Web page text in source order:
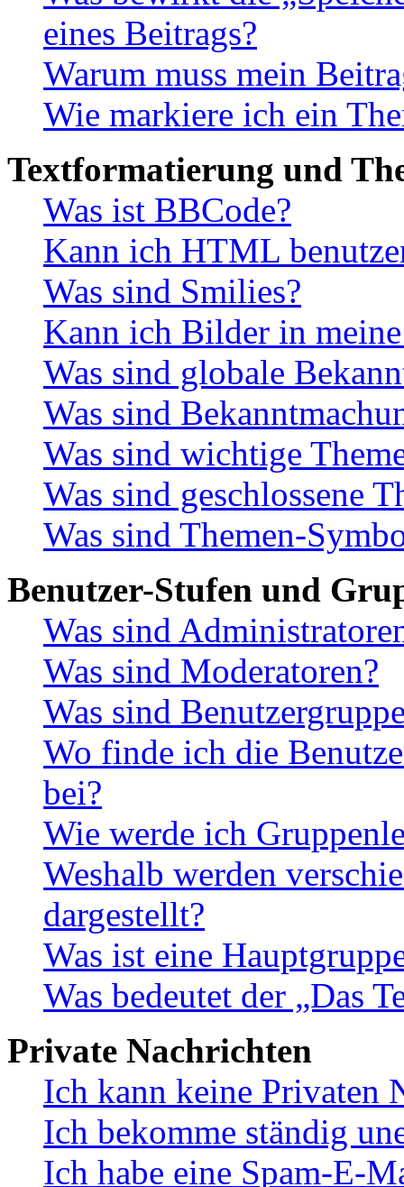
eines Beitrags?
Warum muss mein
Wie markiere ich ein
Textformatierung und
Was ist BBCode?
Kann ich HTML
Was sind Smilies?
Kann ich Bilder in
Was sind globale
Was sind
Was sind wichtige
Was sind geschlossene
Was sind Themen-
Benutzer-Stufen und
Was sind
Was sind Moderatoren?
Was sind
Wo finde ich die
bei?
Wie werde ich
Weshalb werden
dargestellt?
Was ist eine
Was bedeutet der „Das
Private Nachrichten
Ich kann keine Privaten
Ich bekomme ständig
Ich habe eine Spam-E-